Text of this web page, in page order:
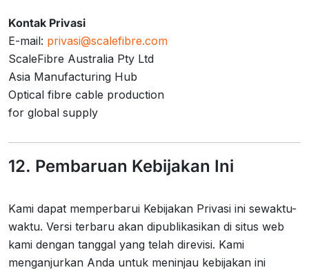
Kontak Privasi
E-mail: privasi@scalefibre.com
ScaleFibre Australia Pty Ltd
Asia Manufacturing Hub
Optical fibre cable production
for global supply
12. Pembaruan Kebijakan Ini
Kami dapat memperbarui Kebijakan Privasi ini sewaktu-
waktu. Versi terbaru akan dipublikasikan di situs web
kami dengan tanggal yang telah direvisi. Kami
menganjurkan Anda untuk meninjau kebijakan ini